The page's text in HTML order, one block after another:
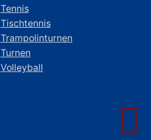
Tennis
Tischtennis
Trampolinturnen
Turnen
Volleyball